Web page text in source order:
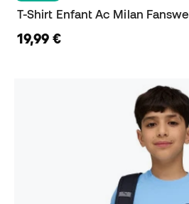
T-Shirt Enfant Ac Milan
19,99 €